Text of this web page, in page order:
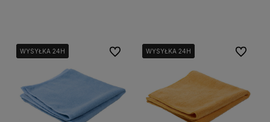
WYSYŁKA 24H
WYSYŁKA 24H
WYSYŁKA 24H Do ulubionychWYSYŁKA 24H
WYSYŁKA 24H
WYSYŁKA 24H Do